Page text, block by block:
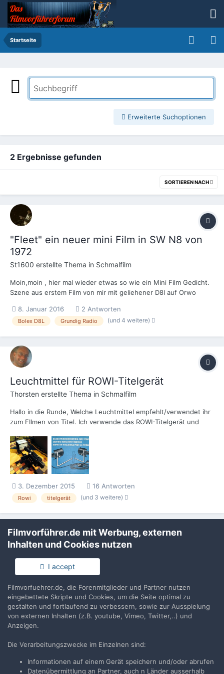
Startseite
Erweiterte Suchoptionen
2 Ergebnisse gefunden
SORTIEREN NACH
"Fleet" ein neuer mini Film in SW N8 von
1972
St1600 erstellte Thema in Schmalfilm
Moin,moin , hier mal wieder etwas so wie ein Mini Film Gedicht.
Szene aus erstem Film von mir mit geliehener D8l auf Orwo
aus unserem alten Grundig-Radio, Mitschnitt auf Band über
Lautsprecher. Text aus Jakobusbrief, Neues Testament....
8. Januar 2016 2 Antworten
Bolex D8L Grundig Radio (und 4 weitere)
Leuchtmittel für ROWI-Titelgerät
Thorsten erstellte Thema in Schmalfilm
Hallo in die Runde, Welche Leuchtmittel empfehlt/verwendet ihr
zum FIlmen von Titel. Ich verwende das ROWI-Titelgerät und
Bedienungsanleitung darf man E27-Birnen mit max. 250 Watt
verwenden. Ich hatte an diese Birnen gedacht:
http://r.ebay.com...
3. Dezember 2015 16 Antworten
Rowi titelgerät (und 3 weitere)
Filmvorführer.de via Google durchsuchen:
Sprache
Impressum / Datenschutzerklärung
Nutzungsbedingungen
Filmvorführer.de mit Werbung, externen
Inhalten und Cookies nutzen
I accept
Filmvorfuehrer.de, die Forenmitglieder und Partner nutzen
eingebettete Skripte und Cookies, um die Seite optimal zu
gestalten und fortlaufend zu verbessern, sowie zur Ausspielung
von externen Inhalten (z.B. youtube, Vimeo, Twitter,..) und
Anzeigen.
Die Verarbeitungszwecke im Einzelnen sind:
Informationen auf einem Gerät speichern und/oder abrufen
Datenübermittlung an Partner, auch n Länder ausserhalb